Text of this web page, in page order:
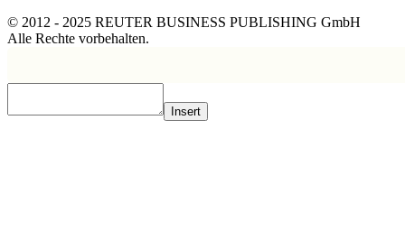
© 2012 - 2025 REUTER BUSINESS PUBLISHING GmbH
Alle Rechte vorbehalten.
Insert